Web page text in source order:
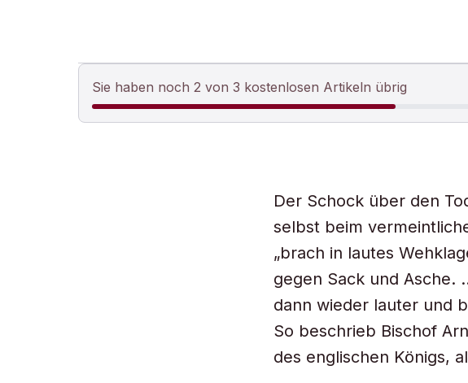
Sie haben noch 2 von 3 kostenlosen Artikeln übrig
Der Schock über den
selbst beim
„brach in lautes
gegen Sack und
dann wieder lauter und
So beschrieb Bischof
des englischen Königs,